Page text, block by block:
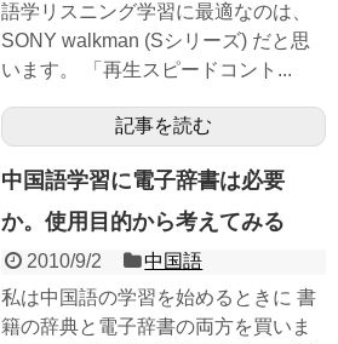
語学リスニング学習に最適なのは、
SONY walkman (Sシリーズ) だと思
います。 「再生スピードコント...
記事を読む
中国語学習に電子辞書は必要
か。使用目的から考えてみる
2010/9/2
中国語
私は中国語の学習を始めるときに 書
籍の辞典と電子辞書の両方を買いま